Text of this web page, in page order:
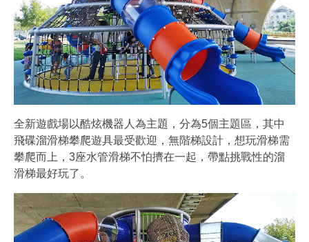
全新遊戲場以酷炫機器人為主題，分為5個主題區，其中
飛碟溜滑梯攀爬遊具最受歡迎，無階梯設計，想玩滑梯需
攀爬而上，3座水管滑梯不怕擠在一起，帶點挑戰性的溜
滑梯最好玩了。